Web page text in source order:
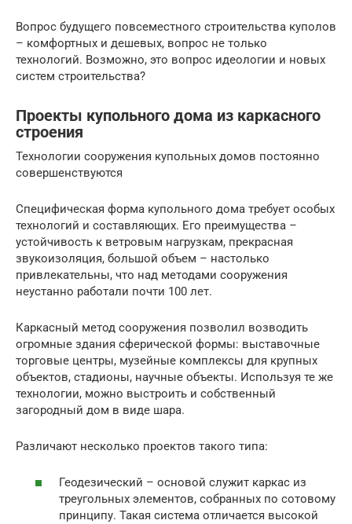
Вопрос будущего повсеместного строительства куполов
– комфортных и дешевых, вопрос не только
технологий. Возможно, это вопрос идеологии и новых
систем строительства?
Проекты купольного дома из каркасного
строения
Технологии сооружения купольных домов постоянно
совершенствуются
Специфическая форма купольного дома требует особых
технологий и составляющих. Его преимущества –
устойчивость к ветровым нагрузкам, прекрасная
звукоизоляция, большой объем – настолько
привлекательны, что над методами сооружения
неустанно работали почти 100 лет.
Каркасный метод сооружения позволил возводить
огромные здания сферической формы: выставочные
торговые центры, музейные комплексы для крупных
объектов, стадионы, научные объекты. Используя те же
технологии, можно выстроить и собственный
загородный дом в виде шара.
Различают несколько проектов такого типа:
Геодезический – основой служит каркас из
треугольных элементов, собранных по сотовому
принципу. Такая система отличается высокой